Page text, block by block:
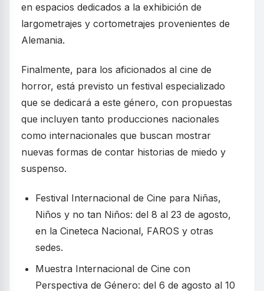
en espacios dedicados a la exhibición de
largometrajes y cortometrajes provenientes de
Alemania.
Finalmente, para los aficionados al cine de
horror, está previsto un festival especializado
que se dedicará a este género, con propuestas
que incluyen tanto producciones nacionales
como internacionales que buscan mostrar
nuevas formas de contar historias de miedo y
suspenso.
Festival Internacional de Cine para Niñas,
Niños y no tan Niños: del 8 al 23 de agosto,
en la Cineteca Nacional, FAROS y otras
sedes.
Muestra Internacional de Cine con
Perspectiva de Género: del 6 de agosto al 10